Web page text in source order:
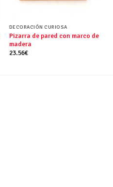
DECORACIÓN CURIOSA
Pizarra de pared con marco de
madera
23.56€